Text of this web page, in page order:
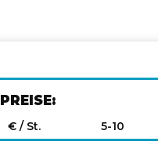
PREISE:
€ / St. 5-10